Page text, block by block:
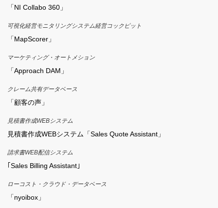
「NI Collabo 360」
可視化経営モニタリングシステム経営コックピット
「MapScorer」
マーケティング・オートメション
「Approach DAM」
クレーム共有データベース
「顧客の声」
見積書作成WEBシステム
見積書作成WEBシステム「Sales Quote Assistant」
請求書WEB配信システム
｢Sales Billing Assistant｣
ローコスト・クラウド・データベース
「nyoibox」